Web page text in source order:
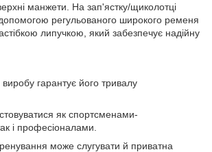
манжети. На зап'ястку/щиколотці
регульованого широкого ременя
липучкою, який забезпечує надійну
виробу гарантує його тривалу
як спортсменами-
і професіоналами.
може слугувати й приватна